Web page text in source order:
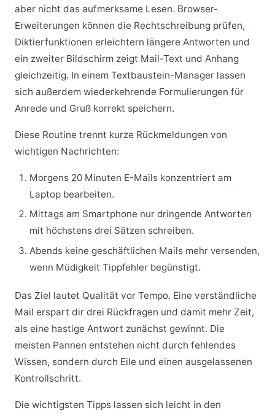
aber nicht das aufmerksame Lesen. Browser-
Erweiterungen können die Rechtschreibung prüfen,
Diktierfunktionen erleichtern längere Antworten und
ein zweiter Bildschirm zeigt Mail-Text und Anhang
gleichzeitig. In einem Textbaustein-Manager lassen
sich außerdem wiederkehrende Formulierungen für
Anrede und Gruß korrekt speichern.
Diese Routine trennt kurze Rückmeldungen von
wichtigen Nachrichten:
Morgens 20 Minuten E-Mails konzentriert am
Laptop bearbeiten.
Mittags am Smartphone nur dringende Antworten
mit höchstens drei Sätzen schreiben.
Abends keine geschäftlichen Mails mehr versenden,
wenn Müdigkeit Tippfehler begünstigt.
Das Ziel lautet Qualität vor Tempo. Eine verständliche
Mail erspart dir drei Rückfragen und damit mehr Zeit,
als eine hastige Antwort zunächst gewinnt. Die
meisten Pannen entstehen nicht durch fehlendes
Wissen, sondern durch Eile und einen ausgelassenen
Kontrollschritt.
Die wichtigsten Tipps lassen sich leicht in den